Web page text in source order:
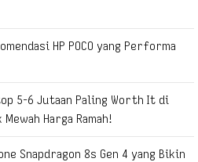
HP POCO yang Performa
5-6 Jutaan Paling Worth It di
Harga Ramah!
Snapdragon 8s Gen 4 yang Bikin